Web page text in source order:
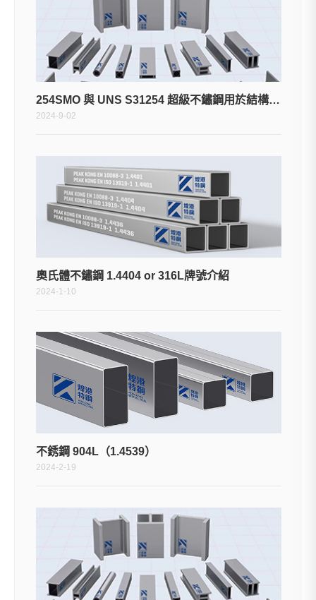
254SMO 與 UNS S31254 超級不鏽鋼用於結構樑柱
2024-9-02
奧氏體不鏽鋼 1.4404 or 316L牌號介紹
2024-1-10
不銹鋼 904L（1.4539）
2024-2-19